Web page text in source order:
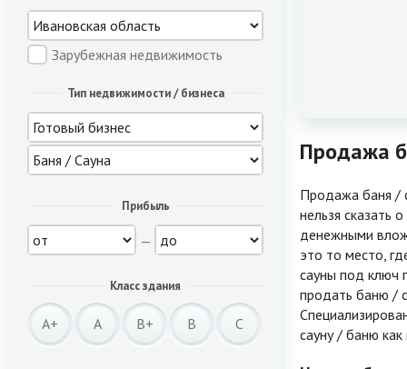
Зарубежная недвижимость
Тип недвижимости / бизнеса
Прибыль
—
Класс здания
A+ A B+ B C
Продажа
Продажа баня /
нельзя сказать
денежными
это то место,
сауны под ключ
продать баню /
сауну / баню как